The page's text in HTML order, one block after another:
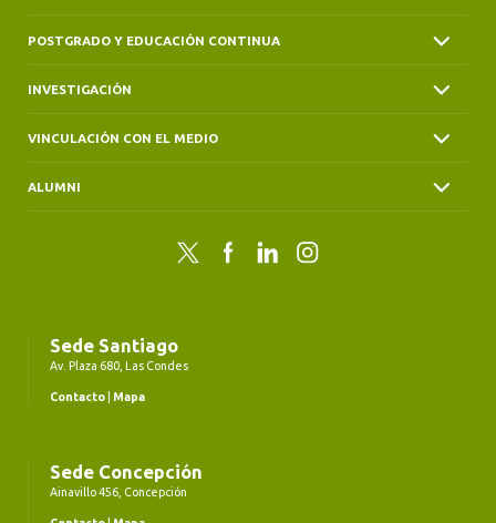
POSTGRADO Y EDUCACIÓN CONTINUA
INVESTIGACIÓN
VINCULACIÓN CON EL MEDIO
ALUMNI
Twitter FacebookLinkedInInstagram
Sede Santiago
Av. Plaza 680, Las Condes
Contacto Mapa
Sede Concepción
Ainavillo 456, Concepción